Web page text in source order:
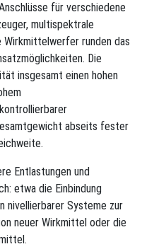
für verschiedene
multispektrale
Wirkmittelwerfer runden das
Die
insgesamt einen hohen
abseits fester
Entlastungen und
etwa die Einbindung
nivellierbarer Systeme zur
neuer Wirkmittel oder die